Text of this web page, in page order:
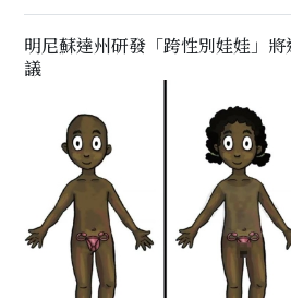
明尼蘇達州研發「跨性別娃娃」
議